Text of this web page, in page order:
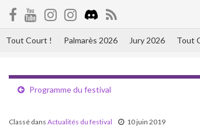
Tout Court ! Palmarès 2026 Jury 2026 Tout
Programme du festival
Classé dans Actualités du festival 10 juin 2019